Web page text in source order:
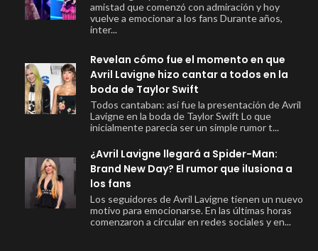
amistad que comenzó con admiración y hoy
vuelve a emocionar a los fans Durante años,
inter...
Revelan cómo fue el momento en que
Avril Lavigne hizo cantar a todos en la
boda de Taylor Swift
Todos cantaban: así fue la presentación de Avril
Lavigne en la boda de Taylor Swift Lo que
inicialmente parecía ser un simple rumor t...
¿Avril Lavigne llegará a Spider-Man:
Brand New Day? El rumor que ilusiona a
los fans
Los seguidores de Avril Lavigne tienen un nuevo
motivo para emocionarse. En las últimas horas
comenzaron a circular en redes sociales y en...